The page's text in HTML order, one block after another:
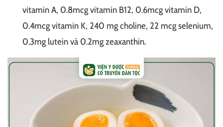
vitamin A, 0.8mcg vitamin B12, 0.6mcg vitamin D,
0.4mcg vitamin K, 240 mg choline, 22 mcg selenium,
0.3mg lutein và 0.2mg zeaxanthin.